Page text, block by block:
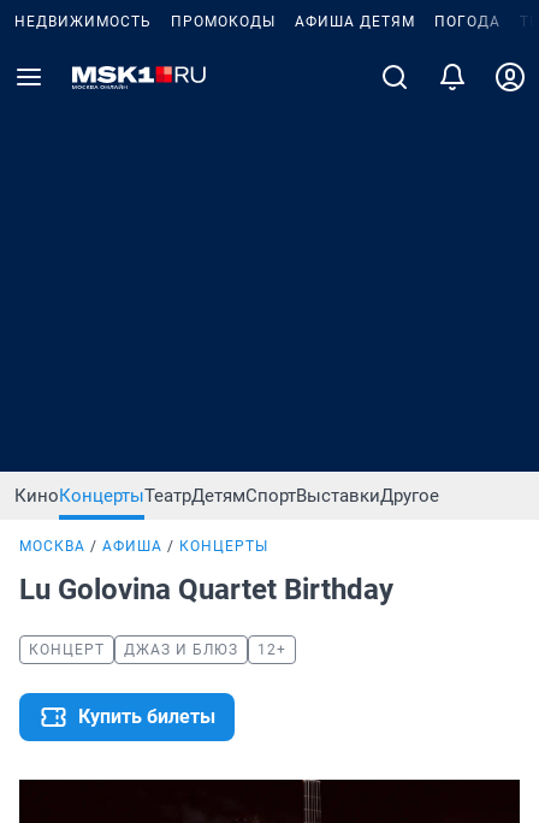
НЕДВИЖИМОСТЬ ПРОМОКОДЫ АФИША ДЕТЯМ ПОГОДА
КиноКонцертыТеатрДетямСпортВыставкиДругое
МОСКВА АФИША КОНЦЕРТЫ
Lu Golovina Quartet Birthday
КОНЦЕРТ ДЖАЗ И БЛЮЗ 12+
Купить билеты